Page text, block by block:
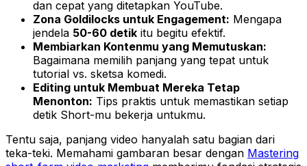
dan cepat yang ditetapkan YouTube.
Zona Goldilocks untuk Engagement: Mengapa
jendela 50-60 detik itu begitu efektif.
Membiarkan Kontenmu yang Memutuskan:
Bagaimana memilih panjang yang tepat untuk
tutorial vs. sketsa komedi.
Editing untuk Membuat Mereka Tetap
Menonton: Tips praktis untuk memastikan setiap
detik Short-mu bekerja untukmu.
Tentu saja, panjang video hanyalah satu bagian dari
teka-teki. Memahami gambaran besar dengan Mastering